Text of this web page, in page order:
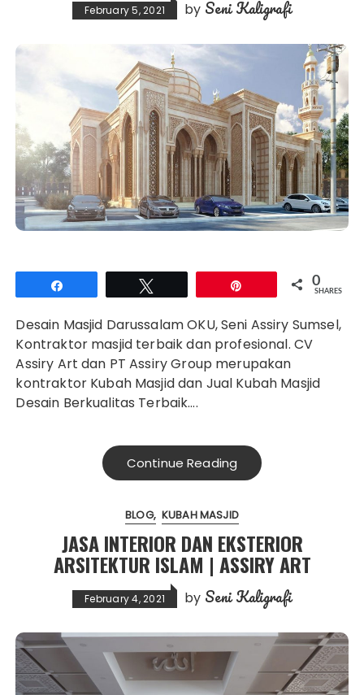
February 5, 2021 by Seni Kaligrafi
0
SHARES
Desain Masjid Darussalam OKU, Seni Assiry Sumsel,
Kontraktor masjid terbaik dan profesional. CV
Assiry Art dan PT Assiry Group merupakan
kontraktor Kubah Masjid dan Jual Kubah Masjid
Desain Berkualitas Terbaik….
Continue Reading
BLOG KUBAH MASJID
JASA INTERIOR DAN EKSTERIOR
ARSITEKTUR ISLAM | ASSIRY ART
February 4, 2021 by Seni Kaligrafi